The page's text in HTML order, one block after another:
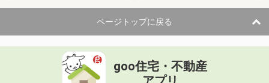
ページトップに戻る
goo住宅・不動産